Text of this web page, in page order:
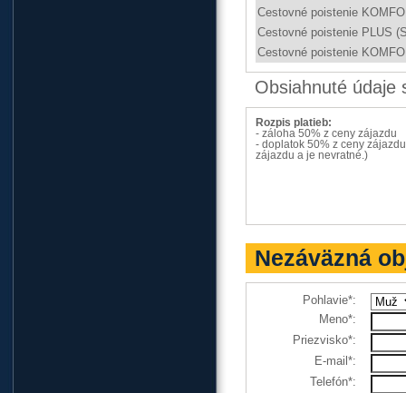
Cestovné poistenie
Cestovné poistenie PLUS
Cestovné poistenie
Obsiahnuté údaje
Rozpis platieb:
- záloha 50% z ceny zájazdu
- doplatok 50% z ceny
zájazdu a je nevratné.)
Nezáväzná
Pohlavie*:
Meno*:
Priezvisko*:
E-mail*:
Telefón*: